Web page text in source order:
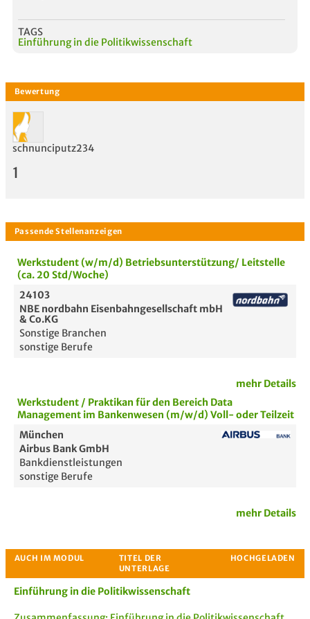
TAGS
Einführung in die Politikwissenschaft
Bewertung
schnunciputz234
1
Werkstudent (w/m/d) Betriebsunterstützung/ Leitstelle
(ca. 20 Std/Woche)
24103
NBE nordbahn Eisenbahngesellschaft mbH
& Co.KG
Sonstige Branchen
sonstige Berufe
mehr Details
Werkstudent / Praktikan für den Bereich Data
Management im Bankenwesen (m/w/d) Voll- oder Teilzeit
München
Airbus Bank GmbH
Bankdienstleistungen
sonstige Berufe
mehr Details
Einführung in die Politikwissenschaft